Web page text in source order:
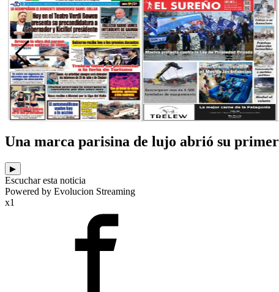
Una marca parisina de lujo abrió su
▶
Escuchar esta noticia
Powered by Evolucion Streaming
x1